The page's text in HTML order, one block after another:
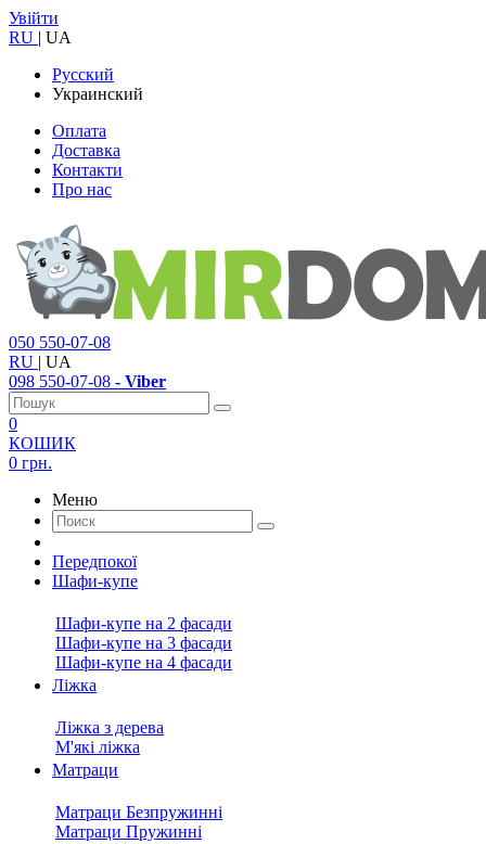
Увійти
RU | UA
Русский
Украинский
Оплата
Доставка
Контакти
Про нас
050 550-07-08
RU | UA
098 550-07-08 - Viber
0
КОШИК
0 грн.
Меню
Передпокої
Шафи-купе
Шафи-купе на 2 фасади
Шафи-купе на 3 фасади
Шафи-купе на 4 фасади
Ліжка
Ліжка з дерева
М'які ліжка
Матраци
Матраци Безпружинні
Матраци Пружинні